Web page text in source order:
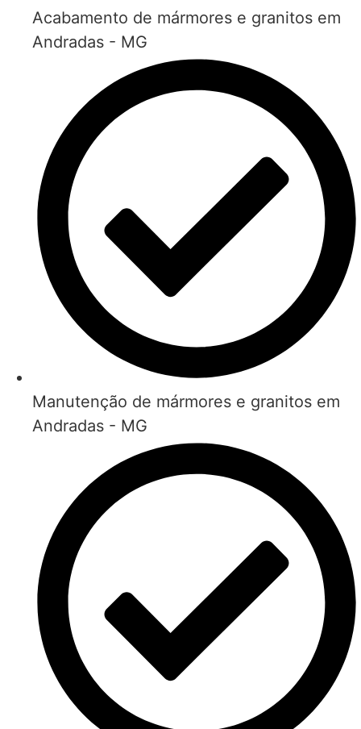
Acabamento de mármores e granitos em
Andradas - MG
Manutenção de mármores e granitos em
Andradas - MG